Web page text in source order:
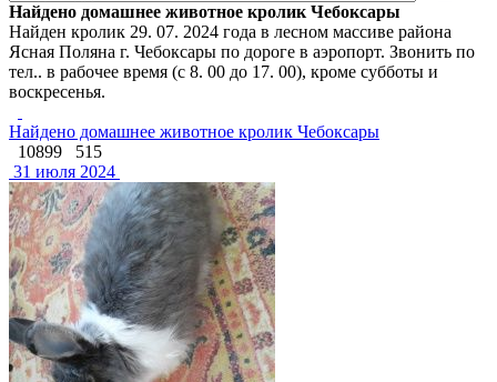
Найдено домашнее животное кролик Чебоксары
Найден кролик 29. 07. 2024 года в лесном массиве района
Ясная Поляна г. Чебоксары по дороге в аэропорт. Звонить по
тел.. в рабочее время (с 8. 00 до 17. 00), кроме субботы и
воскресенья.
Найдено домашнее животное кролик Чебоксары
10899
515
31 июля 2024